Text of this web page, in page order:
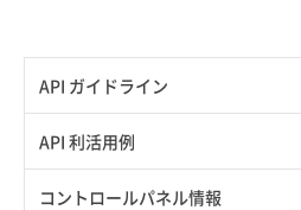
API ガイドライン
APIのご利用について
API 利活用例
APIでAPIサブユーザーを作成する
コントロールパネル情報